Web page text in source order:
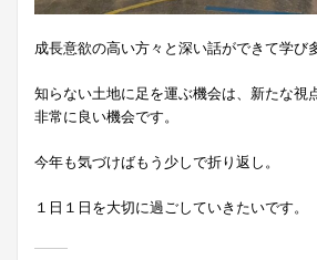
成長意欲の高い方々と深い話ができて学び
知らない土地に足を運ぶ機会は、新たな視
非常に良い機会です。
今年も気づけばもう少しで折り返し。
１日１日を大切に過ごしていきたいです。